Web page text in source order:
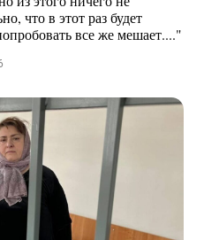
что в этот раз будет
все же мешает...."